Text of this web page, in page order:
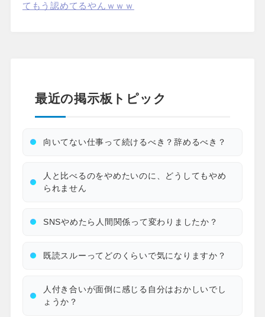
てもう認めてるやんｗｗｗ
最近の掲示板トピック
向いてない仕事って続けるべき？辞めるべき？
人と比べるのをやめたいのに、どうしてもやめ
られません
SNSやめたら人間関係って変わりましたか？
既読スルーってどのくらいで気になりますか？
人付き合いが面倒に感じる自分はおかしいでし
ょうか？